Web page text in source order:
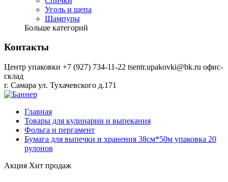
Уголь и щепа
Шампуры
Больше категорий
Контакты
Центр упаковки +7 (927) 734-11-22 tsentr.upakovki@bk.ru офис-
склад
г. Самара ул. Тухачевского д.171
Главная
Товары для кулинарии и выпекания
Фольга и пергамент
Бумага для выпечки и хранения 38см*50м упаковка 20
рулонов
Акция Хит продаж